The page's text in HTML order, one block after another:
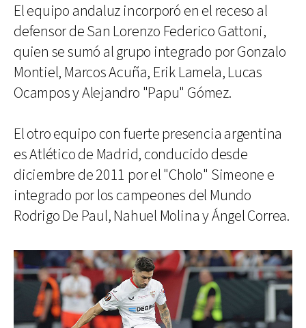
El equipo andaluz incorporó en el receso al
defensor de San Lorenzo Federico Gattoni,
quien se sumó al grupo integrado por Gonzalo
Montiel, Marcos Acuña, Erik Lamela, Lucas
Ocampos y Alejandro "Papu" Gómez.
El otro equipo con fuerte presencia argentina
es Atlético de Madrid, conducido desde
diciembre de 2011 por el "Cholo" Simeone e
integrado por los campeones del Mundo
Rodrigo De Paul, Nahuel Molina y Ángel Correa.